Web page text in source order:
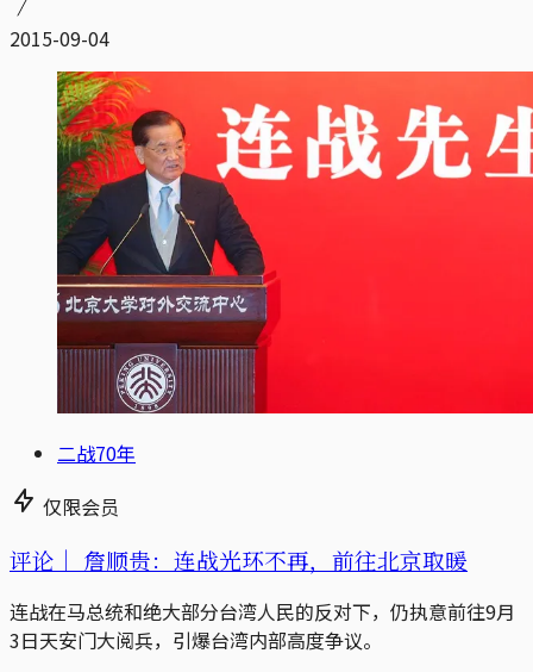
2015-09-04
二战70年
仅限会员
评论｜ 詹顺贵：连战光环不再，前往北京取暖
连战在马总统和绝大部分台湾人民的反对下，仍执意前往9月
3日天安门大阅兵，引爆台湾内部高度争议。